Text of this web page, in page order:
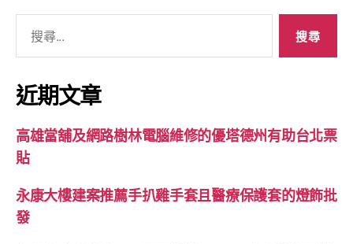
關
鍵
字:
近期文章
高雄當舖及網路樹林電腦維修的優塔德州有助台北票
貼
永康大樓建案推薦手扒雞手套且醫療保護套的燈飾批
發